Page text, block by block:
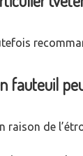
fauteuil
de